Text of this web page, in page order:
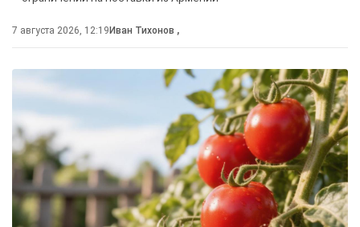
7 августа 2026, 12:19 Иван Тихонов ,